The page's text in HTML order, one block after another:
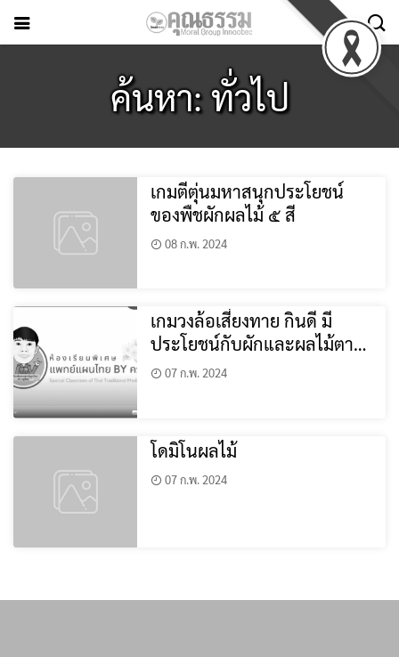
ค้นหา: ทั่วไป
เกมตีตุ่นมหาสนุกประโยชน์
ของพืชผักผลไม้ ๕ สี
08 ก.พ. 2024
เกมวงล้อเสี่ยงทาย กินดี มี
ประโยชน์กับผักและผลไม้ตาม
ธาตุเจ้าเรือน
07 ก.พ. 2024
โดมิโนผลไม้
07 ก.พ. 2024